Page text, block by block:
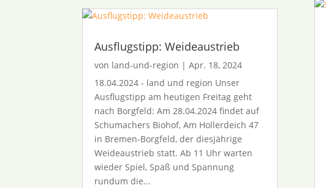
Ausflugstipp: Weideaustrieb
von land-und-region |Apr. 18, 2024
18.04.2024 - land und region Unser
Ausflugstipp am heutigen Freitag geht
nach Borgfeld: Am 28.04.2024 findet auf
Schumachers Biohof, Am Hollerdeich 47
in Bremen-Borgfeld, der diesjährige
Weideaustrieb statt. Ab 11 Uhr warten
wieder Spiel, Spaß und Spannung
rundum die...